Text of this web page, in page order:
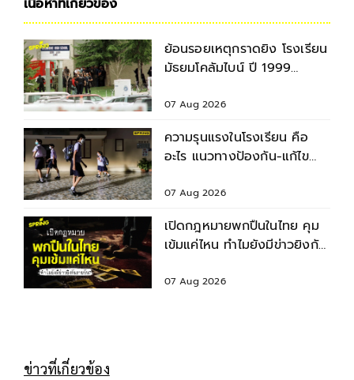
ย้อนรอยเหตุกราดยิง โรงเรียน
มัธยมโคลัมไบน์ ปี 1999
07 Aug 2026
ความรุนแรงในโรงเรียน คือ
อะไร แนวทางป้องกัน-แก้ไข
07 Aug 2026
เปิดกฎหมายพกปืนในไทย คุม
เข้มแค่ไหน ทำไมยังมีข่าวยิงกัน
07 Aug 2026
ข่าวที่เกี่ยวข้อง